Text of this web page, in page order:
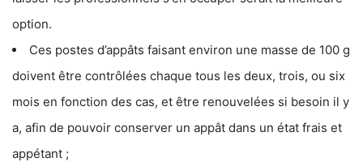
option.
Ces postes d’appâts faisant environ une masse de 100 g
doivent être contrôlées chaque tous les deux, trois, ou six
mois en fonction des cas, et être renouvelées si besoin il y
a, afin de pouvoir conserver un appât dans un état frais et
appétant ;